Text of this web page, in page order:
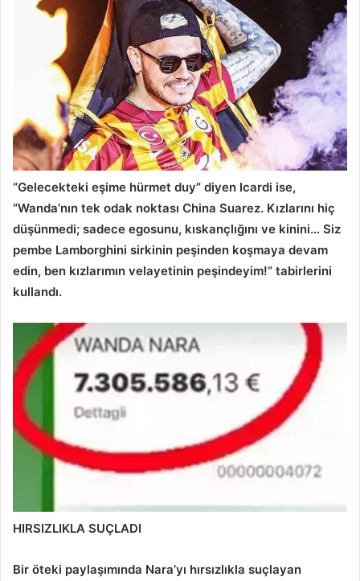
“Gelecekteki eşime hürmet duy” diyen Icardi ise,
“Wanda’nın tek odak noktası China Suarez. Kızlarını hiç
düşünmedi; sadece egosunu, kıskançlığını ve kinini… Siz
pembe Lamborghini sirkinin peşinden koşmaya devam
edin, ben kızlarımın velayetinin peşindeyim!” tabirlerini
kullandı.
HIRSIZLIKLA SUÇLADI
Bir öteki paylaşımında Nara’yı hırsızlıkla suçlayan